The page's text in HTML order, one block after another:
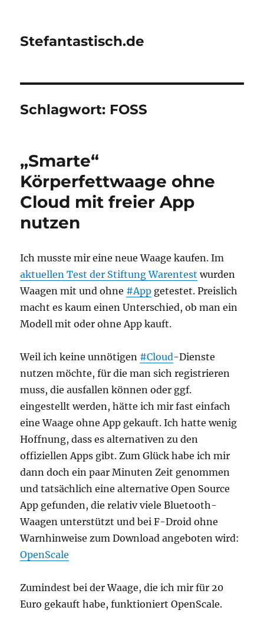
Stefantastisch.de
Schlagwort: FOSS
„Smarte“
Körperfettwaage ohne
Cloud mit freier App
nutzen
Ich musste mir eine neue Waage kaufen. Im
aktuellen Test der Stiftung Warentest wurden
Waagen mit und ohne #App getestet. Preislich
macht es kaum einen Unterschied, ob man ein
Modell mit oder ohne App kauft.
Weil ich keine unnötigen #Cloud-Dienste
nutzen möchte, für die man sich registrieren
muss, die ausfallen können oder ggf.
eingestellt werden, hätte ich mir fast einfach
eine Waage ohne App gekauft. Ich hatte wenig
Hoffnung, dass es alternativen zu den
offiziellen Apps gibt. Zum Glück habe ich mir
dann doch ein paar Minuten Zeit genommen
und tatsächlich eine alternative Open Source
App gefunden, die relativ viele Bluetooth-
Waagen unterstützt und bei F-Droid ohne
Warnhinweise zum Download angeboten wird:
OpenScale
Zumindest bei der Waage, die ich mir für 20
Euro gekauft habe, funktioniert OpenScale.